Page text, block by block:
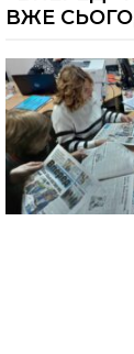
14:12
01 сер
особи
14:04
01 сер
ВЖЕ